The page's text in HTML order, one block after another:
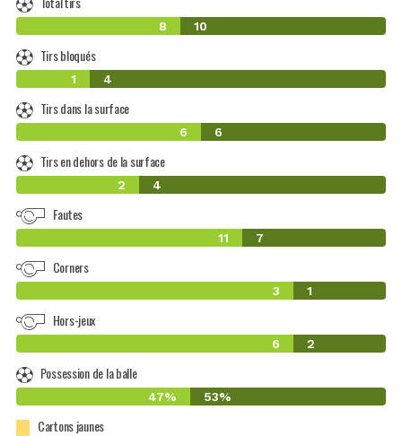
8 10
Tirs bloqués
1 4
Tirs dans la surface
6 6
Tirs en dehors de la surface
2 4
Fautes
11 7
Corners
3 1
Hors-jeux
6 2
Possession de la balle
47% 53%
Cartons jaunes